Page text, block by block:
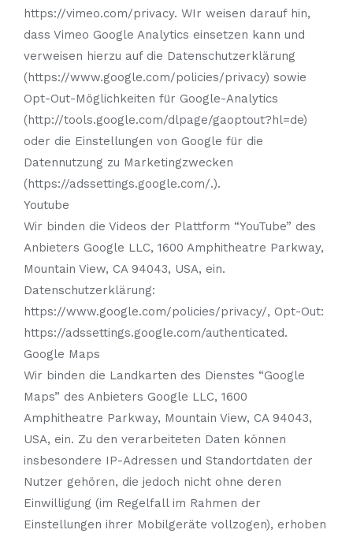
https://vimeo.com/privacy. WIr weisen darauf hin,
dass Vimeo Google Analytics einsetzen kann und
verweisen hierzu auf die Datenschutzerklärung
(https://www.google.com/policies/privacy) sowie
Opt-Out-Möglichkeiten für Google-Analytics
(http://tools.google.com/dlpage/gaoptout?hl=de)
oder die Einstellungen von Google für die
Datennutzung zu Marketingzwecken
(https://adssettings.google.com/.).
Youtube
Wir binden die Videos der Plattform “YouTube” des
Anbieters Google LLC, 1600 Amphitheatre Parkway,
Mountain View, CA 94043, USA, ein.
Datenschutzerklärung:
https://www.google.com/policies/privacy/, Opt-Out:
https://adssettings.google.com/authenticated.
Google Maps
Wir binden die Landkarten des Dienstes “Google
Maps” des Anbieters Google LLC, 1600
Amphitheatre Parkway, Mountain View, CA 94043,
USA, ein. Zu den verarbeiteten Daten können
insbesondere IP-Adressen und Standortdaten der
Nutzer gehören, die jedoch nicht ohne deren
Einwilligung (im Regelfall im Rahmen der
Einstellungen ihrer Mobilgeräte vollzogen), erhoben